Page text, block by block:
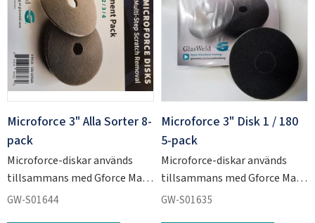
Microforce 3" Alla Sorter 8-
pack
Microforce-diskar används
tillsammans med Gforce Max
för att slipa ner kraftiga
GW-S01644
Microforce 3" Disk 1 / 180
5-pack
Microforce-diskar används
tillsammans med Gforce Max
för att slipa ner kraftiga
GW-S01635